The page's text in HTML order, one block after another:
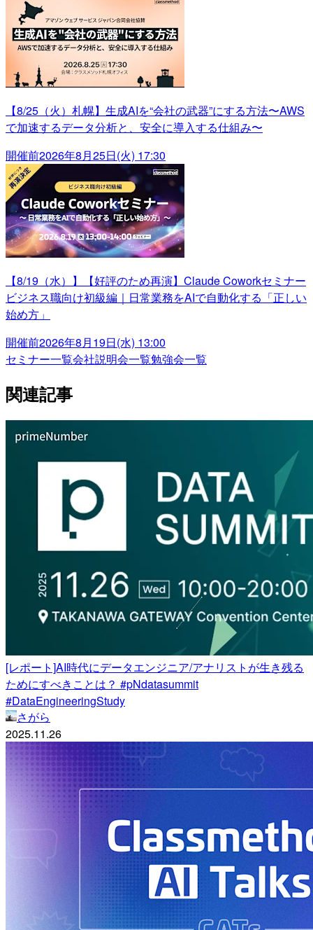
【8/25（火）札幌】生成AIを“会社の武器”にする方法〜AWS
で加速するデータ分析と、安全に導入する仕組み〜
開催前2026年8月25日(火) 17:30
【8/19（水）】【好評のため再演】Claude Coworkセミナー
ビジネス職向け初級編｜日常業務をAIで自動化する「正しい
始め方」
開催前2026年8月19日(水) 13:00
セミナー一覧会社説明会一覧勉強会一覧
関連記事
[レポート]AI時代にデータエンジニア/アナリストが生き残る
ためにすべきことは？ #pNdatasummit
#DataEngineeringStudy
さがら
2025.11.26